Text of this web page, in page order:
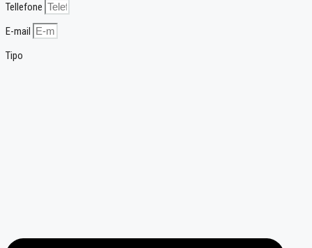
Tellefone
E-mail
Tipo